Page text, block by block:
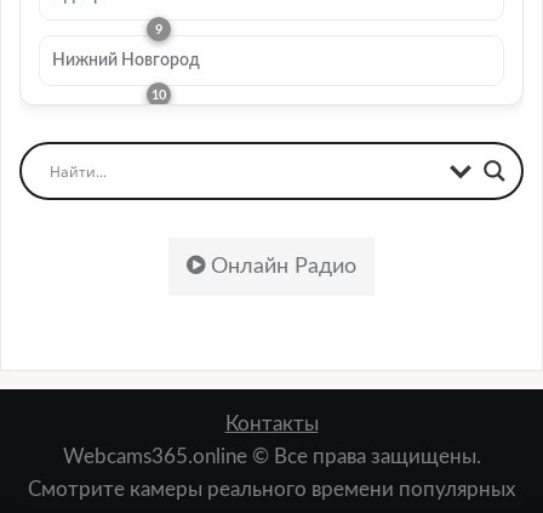
Нижний Новгород
Онлайн Радио
Контакты
Webcams365.online © Все права защищены.
Смотрите камеры реального времени популярных